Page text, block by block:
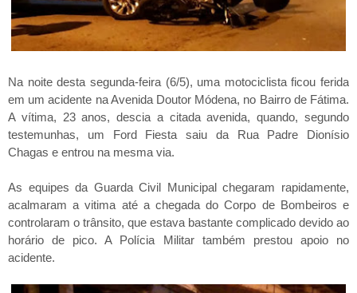
Na noite desta segunda-feira (6/5), uma motociclista ficou ferida
em um acidente na Avenida Doutor Módena, no Bairro de Fátima.
A vítima, 23 anos, descia a citada avenida, quando, segundo
testemunhas, um Ford Fiesta saiu da Rua Padre Dionísio
Chagas e entrou na mesma via.
As equipes da Guarda Civil Municipal chegaram rapidamente,
acalmaram a vitima até a chegada do Corpo de Bombeiros e
controlaram o trânsito, que estava bastante complicado devido ao
horário de pico. A Polícia Militar também prestou apoio no
acidente.